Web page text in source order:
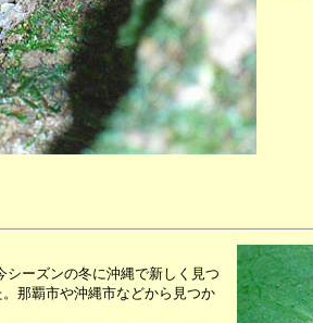
ーズンの冬に沖縄で新しく見つ
那覇市や沖縄市などから見つか